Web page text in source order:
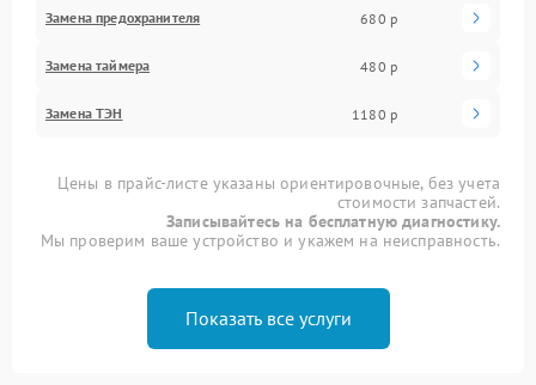
Замена предохранителя 680 р
Замена таймера 480 р
Замена ТЭН 1180 р
Цены в прайс-листе указаны ориентировочные, без учета
стоимости запчастей.
Записывайтесь на бесплатную диагностику.
Мы проверим ваше устройство и укажем на неисправность.
Показать все услуги